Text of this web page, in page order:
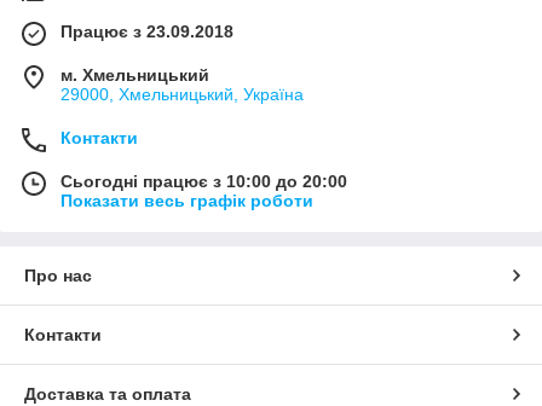
Працює з 23.09.2018
м. Хмельницький
29000, Хмельницький, Україна
Контакти
Сьогодні працює з 10:00 до 20:00
Показати весь графік роботи
Про нас
Контакти
Доставка та оплата